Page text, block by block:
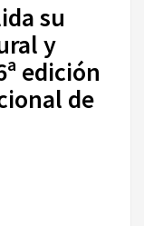
su
y
edición
de